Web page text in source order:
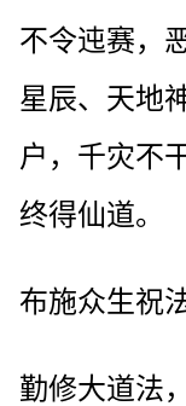
不令迍赛，
星辰、天地
户，千灾不
终得仙道。
布施众生祝
勤修大道法